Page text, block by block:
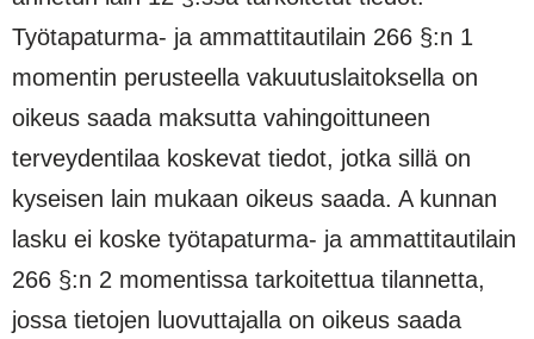
Työtapaturma- ja ammattitautilain 266 §:n 1
momentin perusteella vakuutuslaitoksella on
oikeus saada maksutta vahingoittuneen
terveydentilaa koskevat tiedot, jotka sillä on
kyseisen lain mukaan oikeus saada. A kunnan
lasku ei koske työtapaturma- ja ammattitautilain
266 §:n 2 momentissa tarkoitettua tilannetta,
jossa tietojen luovuttajalla on oikeus saada